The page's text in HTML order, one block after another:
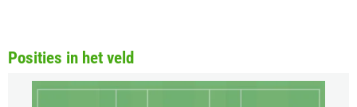
Posities in het veld